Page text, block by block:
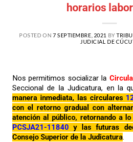
horarios
POSTED ON 7 SEPTIEMBRE, 2021 BY
JUDICIAL DE
Nos permitimos socializar la
Seccional de la Judicatura, en la
manera inmediata, las circulares
con el retorno gradual con
atención al público, retornando a
PCSJA21-11840 y las futuras
Consejo Superior de la Judicatura